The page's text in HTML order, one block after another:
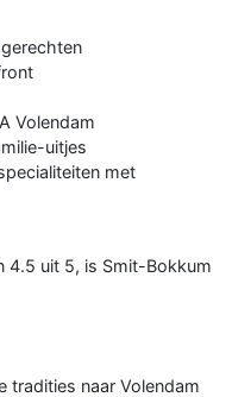
Volendam
uitjes
met
4.5 uit 5, is Smit-Bokkum
tradities naar Volendam